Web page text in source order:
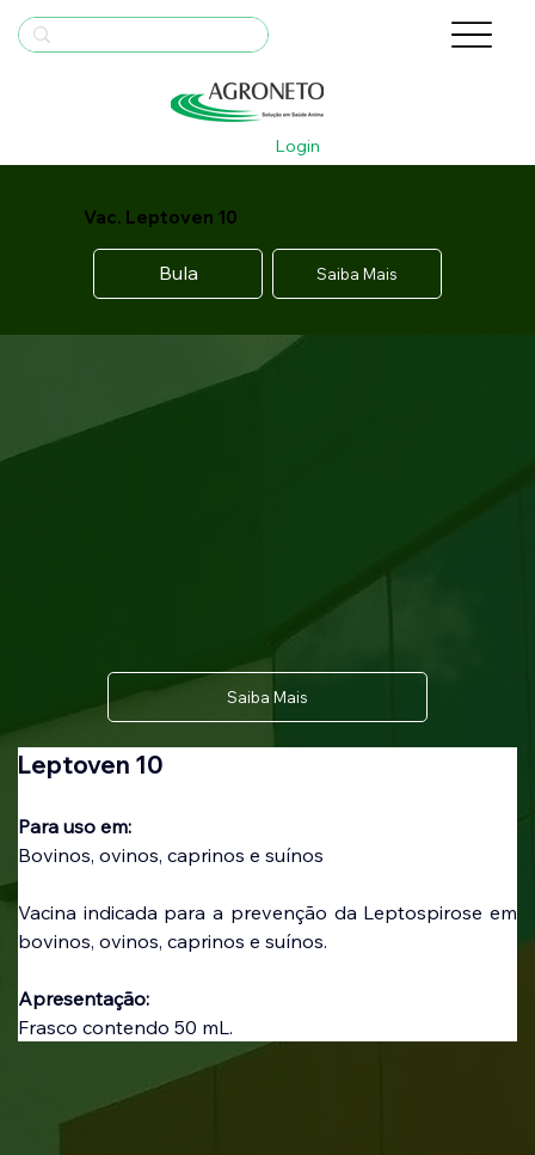
Login
Vac. Leptoven 10
Bula Saiba Mais
Leptoven 10
Para uso em:
Bovinos, ovinos, caprinos e suínos
Vacina indicada para a prevenção da Leptospirose em
bovinos, ovinos, caprinos e suínos.
Apresentação:
Frasco contendo 50 mL.
Saiba Mais